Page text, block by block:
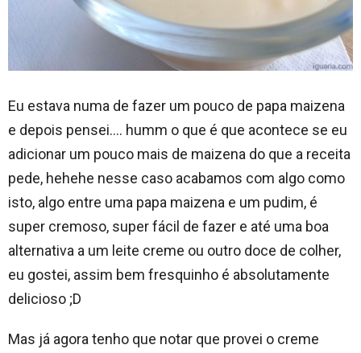
Eu estava numa de fazer um pouco de papa maizena
e depois pensei…. humm o que é que acontece se eu
adicionar um pouco mais de maizena do que a receita
pede, hehehe nesse caso acabamos com algo como
isto, algo entre uma papa maizena e um pudim, é
super cremoso, super fácil de fazer e até uma boa
alternativa a um leite creme ou outro doce de colher,
eu gostei, assim bem fresquinho é absolutamente
delicioso ;D
Mas já agora tenho que notar que provei o creme